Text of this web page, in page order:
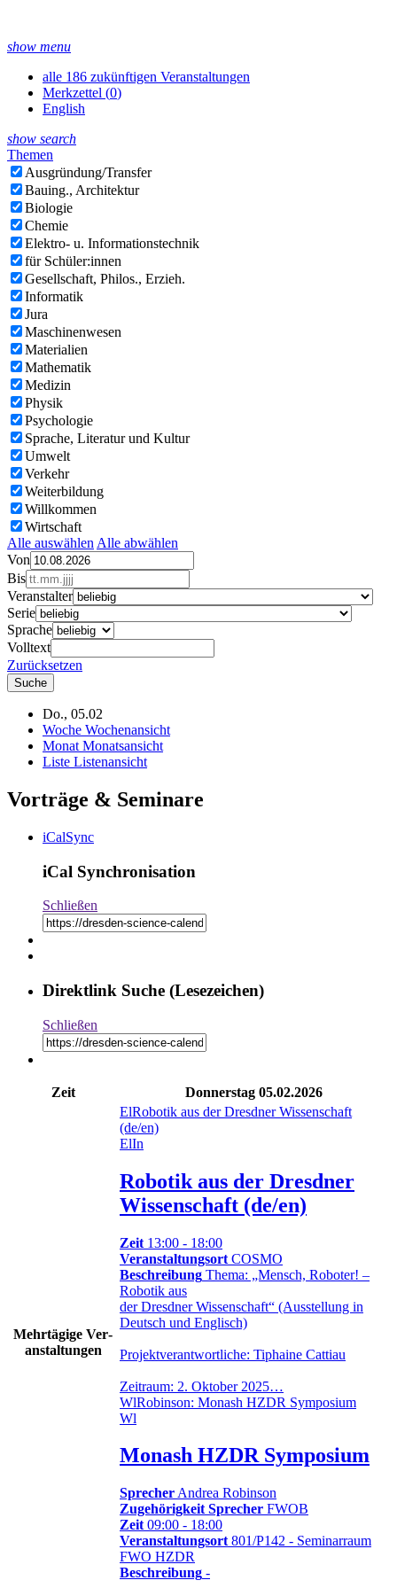
show menu
alle 186 zukünftigen Veranstaltungen
Merkzettel (0)
English
show search
Themen
Ausgründung/Transfer
Bauing., Architektur
Biologie
Chemie
Elektro- u. Informationstechnik
für Schüler:innen
Gesellschaft, Philos., Erzieh.
Informatik
Jura
Maschinenwesen
Materialien
Mathematik
Medizin
Physik
Psychologie
Sprache, Literatur und Kultur
Umwelt
Verkehr
Weiterbildung
Willkommen
Wirtschaft
Alle auswählen Alle abwählen
Von
Bis
Veranstalter
Serie
Sprache
Volltext
Zurücksetzen
Do., 05.02
Woche Wochenansicht
Monat Monatsansicht
Liste Listenansicht
Vorträge & Seminare
iCalSync
iCal Synchronisation
Schließen
Direktlink Suche (Lesezeichen)
Schließen
Zeit Donnerstag 05.02.2026
Mehr­tä­gige Ver­
an­stal­tungen
ElRobotik aus der Dresdner Wissenschaft
(de/en)
ElIn
Robotik aus der Dresdner
Wissenschaft (de/en)
Zeit 13:00 - 18:00
Veranstaltungsort COSMO
Beschreibung Thema: „Mensch, Roboter! –
Robotik aus
der Dresdner Wissenschaft“ (Ausstellung in
Deutsch und Englisch)
Projektverantwortliche: Tiphaine Cattiau
Zeitraum: 2. Oktober 2025…
WlRobinson: Monash HZDR Symposium
Wl
Monash HZDR Symposium
Sprecher Andrea Robinson
Zugehörigkeit Sprecher FWOB
Zeit 09:00 - 18:00
Veranstaltungsort 801/P142 - Seminarraum
FWO HZDR
Beschreibung -